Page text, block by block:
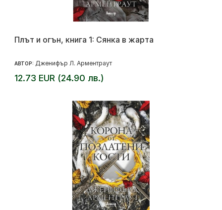
Плът и огън, книга 1: Сянка в жарта
АВТОР: Дженифър Л. Арментраут
12.73 EUR (24.90 лв.)